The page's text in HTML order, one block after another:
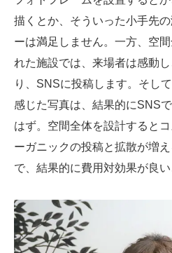
描くとか、そういった小手先
ーは満足しません。一方、空
れた施設では、来場者は感動
り、SNSに投稿します。そし
感じた写真は、結果的にSNS
はず。空間全体を設計すると
ーガニックの投稿と拡散が増
で、結果的に費用対効果が良